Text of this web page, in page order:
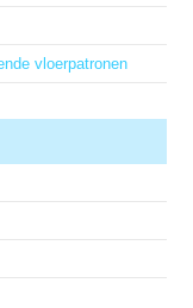
vloerpatronen